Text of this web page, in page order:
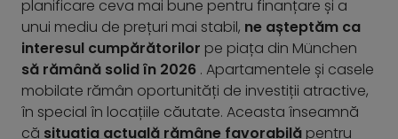
planificare ceva mai bune pentru finanțare și a
unui mediu de prețuri mai stabil, ne așteptăm ca
interesul cumpărătorilor pe piața din München
să rămână solid în 2026 . Apartamentele și casele
mobilate rămân oportunități de investiții atractive,
în special în locațiile căutate. Aceasta înseamnă
că situația actuală rămâne favorabilă pentru